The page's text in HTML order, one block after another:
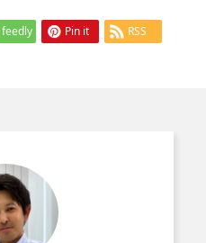
feedly Pin it RSS